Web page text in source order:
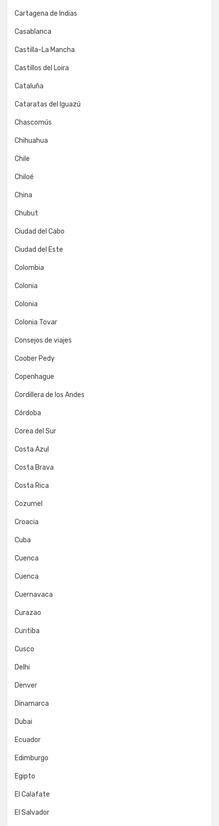
Cartagena de Indias
Casablanca
Castilla-La Mancha
Castillos del Loira
Cataluña
Cataratas del Iguazú
Chascomús
Chihuahua
Chile
Chiloé
China
Chubut
Ciudad del Cabo
Ciudad del Este
Colombia
Colonia
Colonia
Colonia Tovar
Consejos de viajes
Coober Pedy
Copenhague
Cordillera de los Andes
Córdoba
Corea del Sur
Costa Azul
Costa Brava
Costa Rica
Cozumel
Croacia
Cuba
Cuenca
Cuenca
Cuernavaca
Curazao
Curitiba
Cusco
Delhi
Denver
Dinamarca
Dubai
Ecuador
Edimburgo
Egipto
El Calafate
El Salvador